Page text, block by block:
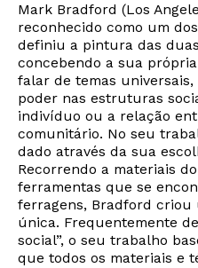
Mark Bradford (Los
reconhecido como um
definiu a pintura das
concebendo a sua
falar de temas
poder nas estruturas
indivíduo ou a relação
comunitário. No seu
dado através da sua
Recorrendo a materiais
ferramentas que se
ferragens, Bradford
única. Frequentemente
social”, o seu trabalho
que todos os materiais e